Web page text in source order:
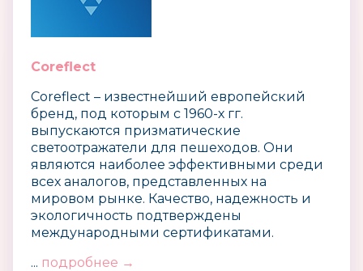
Coreflect
Coreflect – известнейший европейский
бренд, под которым c 1960-х гг.
выпускаются призматические
светоотражатели для пешеходов. Они
являются наиболее эффективными среди
всех аналогов, представленных на
мировом рынке. Качество, надежность и
экологичность подтверждены
международными сертификатами.
... подробнее →